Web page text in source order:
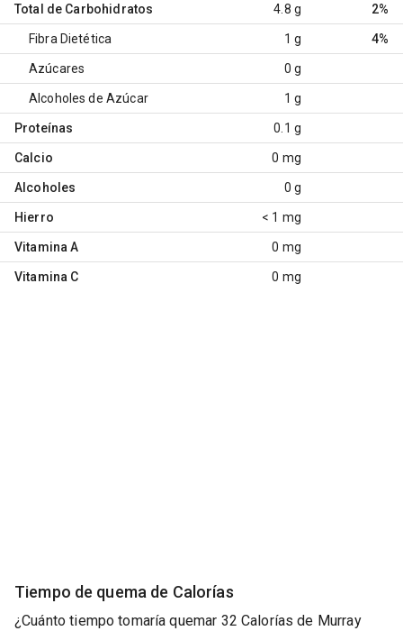
Total de Carbohidratos 4.8 g 2%
Fibra Dietética 1 g 4%
Azúcares 0 g
Alcoholes de Azúcar 1 g
Proteínas 0.1 g
Calcio 0 mg
Alcoholes 0 g
Hierro < 1 mg
Vitamina A 0 mg
Vitamina C 0 mg
Tiempo de quema de Calorías
¿Cuánto tiempo tomaría quemar 32 Calorías de Murray